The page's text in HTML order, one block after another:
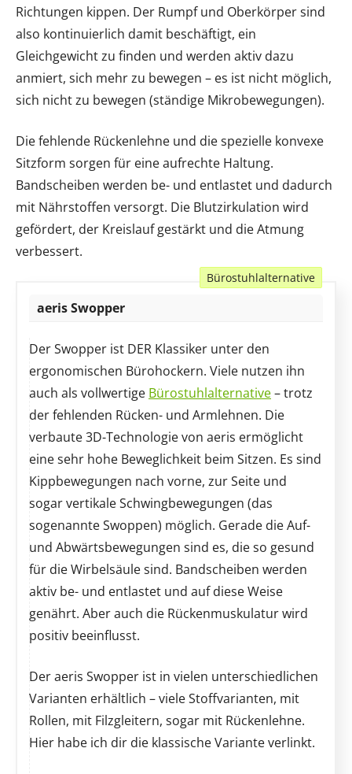
Richtungen kippen. Der Rumpf und Oberkörper sind
also kontinuierlich damit beschäftigt, ein
Gleichgewicht zu finden und werden aktiv dazu
anmiert, sich mehr zu bewegen – es ist nicht möglich,
sich nicht zu bewegen (ständige Mikrobewegungen).
Die fehlende Rückenlehne und die spezielle konvexe
Sitzform sorgen für eine aufrechte Haltung.
Bandscheiben werden be- und entlastet und dadurch
mit Nährstoffen versorgt. Die Blutzirkulation wird
gefördert, der Kreislauf gestärkt und die Atmung
verbessert.
aeris Swopper
Der Swopper ist DER Klassiker unter den
ergonomischen Bürohockern. Viele nutzen ihn
auch als vollwertige Bürostuhlalternative– trotz
der fehlenden Rücken- und Armlehnen. Die
verbaute 3D-Technologie von aeris ermöglicht
eine sehr hohe Beweglichkeit beim Sitzen. Es sind
Kippbewegungen nach vorne, zur Seite und
sogar vertikale Schwingbewegungen (das
sogenannte Swoppen) möglich. Gerade die Auf-
und Abwärtsbewegungen sind es, die so gesund
für die Wirbelsäule sind. Bandscheiben werden
aktiv be- und entlastet und auf diese Weise
genährt. Aber auch die Rückenmuskulatur wird
positiv beeinflusst.
Der aeris Swopper ist in vielen unterschiedlichen
Varianten erhältlich – viele Stoffvarianten, mit
Rollen, mit Filzgleitern, sogar mit Rückenlehne.
Hier habe ich dir die klassische Variante verlinkt.
Bürostuhlalternative